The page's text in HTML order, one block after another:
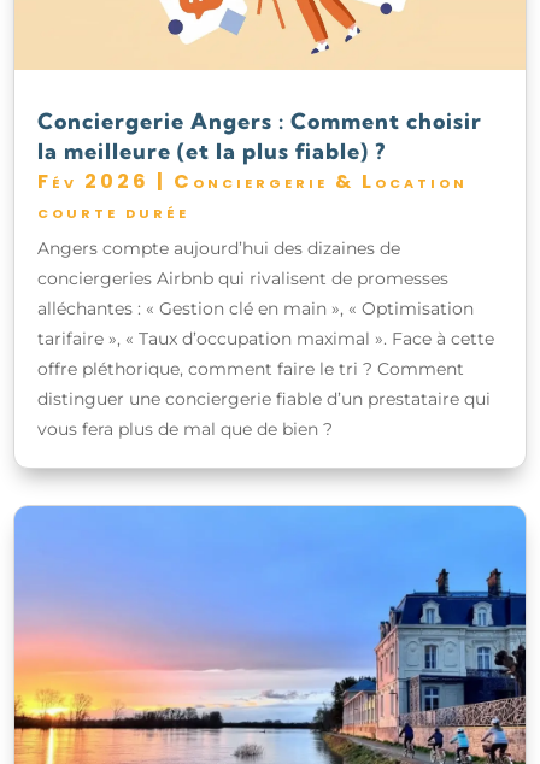
Conciergerie Angers : Comment choisir
la meilleure (et la plus fiable) ?
Fév 2026 | Conciergerie & Location
courte durée
Angers compte aujourd’hui des dizaines de
conciergeries Airbnb qui rivalisent de promesses
alléchantes : « Gestion clé en main », « Optimisation
tarifaire », « Taux d’occupation maximal ». Face à cette
offre pléthorique, comment faire le tri ? Comment
distinguer une conciergerie fiable d’un prestataire qui
vous fera plus de mal que de bien ?